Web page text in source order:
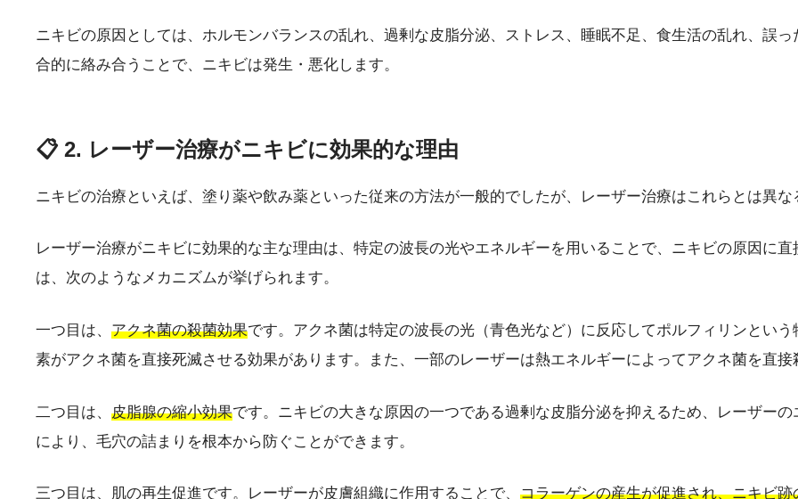
ニキビの原因としては、ホルモンバランスの乱れ、過剰な皮脂分泌、ストレス、睡眠不足、食生活の乱れ、誤
合的に絡み合うことで、ニキビは発生・悪化します。
📋 2. レーザー治療がニキビに効果的な理由
ニキビの治療といえば、塗り薬や飲み薬といった従来の方法が一般的でしたが、レーザー治療はこれらとは異な
レーザー治療がニキビに効果的な主な理由は、特定の波長の光やエネルギーを用いることで、ニキビの原因に
は、次のようなメカニズムが挙げられます。
一つ目は、 アクネ菌の殺菌効果です。アクネ菌は特定の波長の光（青色光など）に反応してポルフィリンとい
素がアクネ菌を直接死滅させる効果があります。また、一部のレーザーは熱エネルギーによってアクネ菌を直接
二つ目は、 皮脂腺の縮小効果です。ニキビの大きな原因の一つである過剰な皮脂分泌を抑えるため、レーザー
により、毛穴の詰まりを根本から防ぐことができます。
三つ目は、肌の再生促進です。レーザーが皮膚組織に作用することで、 コラーゲンの産生が促進され、ニキビ